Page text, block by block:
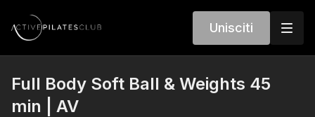
Unisciti
Full Body Soft Ball & Weights 45
min | AV